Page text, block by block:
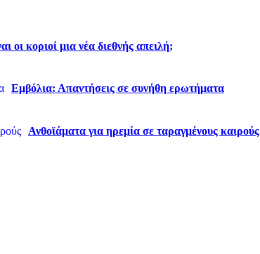
οι κοριοί μια νέα διεθνής απειλή;
Εμβόλια: Απαντήσεις σε συνήθη ερωτήματα
Ανθοϊάματα για ηρεμία σε ταραγμένους καιρούς